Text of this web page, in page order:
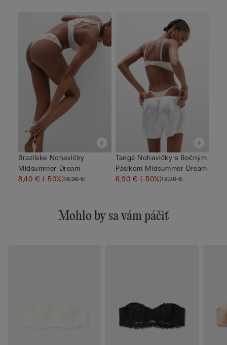
Brazílske Nohavičky
Midsummer Dream
8,40 € (-50%)16,90 €
Tangá Nohavičky s Bočným
Pásikom Midsummer Dream
6,90 € (-50%)13,90 €
Mohlo by sa vám páčiť